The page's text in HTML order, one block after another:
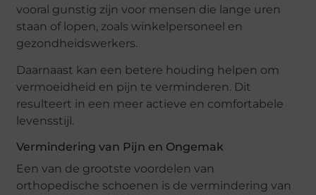
vooral gunstig zijn voor mensen die lange uren
staan of lopen, zoals winkelpersoneel en
gezondheidswerkers.
Daarnaast kan een betere houding helpen om
vermoeidheid en pijn te verminderen. Dit
resulteert in een meer actieve en comfortabele
levensstijl.
Vermindering van Pijn en Ongemak
Een van de grootste voordelen van
orthopedische schoenen is de vermindering van